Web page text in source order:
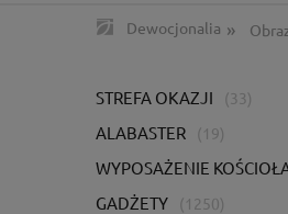
Dewocjonalia »
STREFA OKAZJI (33)
ALABASTER (19)
WYPOSAŻENIE
GADŻETY (1250)